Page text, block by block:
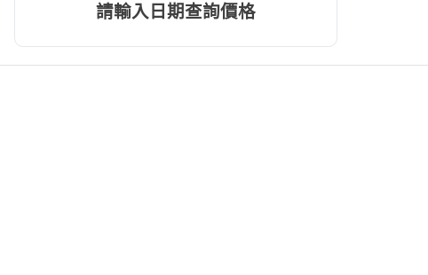
至五) 或 HKD 450(星期六、公眾假期前夕及特別
請輸入日期查詢價格